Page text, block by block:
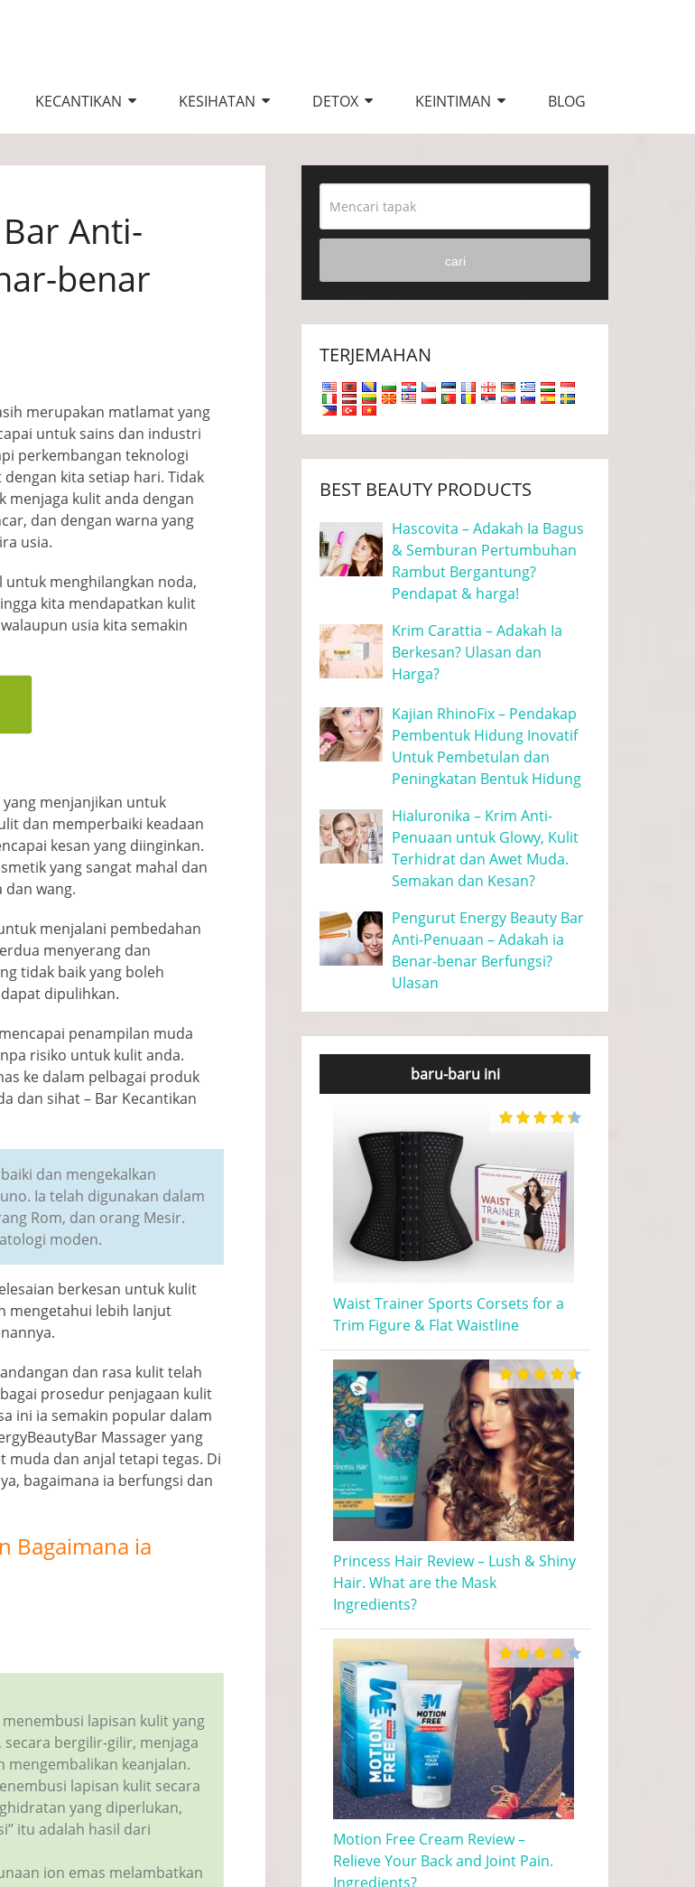
KECANTIKAN KESIHATAN DETOX KEINTIMAN BLOG
Anti-
benar
merupakan matlamat yang
untuk sains dan industri
perkembangan teknologi
dengan kita setiap hari. Tidak
menjaga kulit anda dengan
dan dengan warna yang
usia.
untuk menghilangkan noda,
kita mendapatkan kulit
usia kita semakin
menjanjikan untuk
dan memperbaiki keadaan
kesan yang diinginkan.
yang sangat mahal dan
dan wang.
menjalani pembedahan
menyerang dan
tidak baik yang boleh
dipulihkan.
penampilan muda
risiko untuk kulit anda.
ke dalam pelbagai produk
dan sihat– Bar Kecantikan
dan mengekalkan
Ia telah digunakan dalam
Rom, dan orang Mesir.
moden.
berkesan untuk kulit
mengetahui lebih lanjut
dan rasa kulit telah
prosedur penjagaan kulit
ini ia semakin popular dalam
Massager yang
muda dan anjal tetapi tegas. Di
bagaimana ia berfungsi dan
Bagaimana ia
lapisan kulit yang
secara bergilir-gilir, menjaga
keanjalan.
lapisan kulit secara
yang diperlukan,
itu adalah hasil dari
ion emas melambatkan
cari
TERJEMAHAN
BEST BEAUTY PRODUCTS
Hascovita – Adakah Ia Bagus
& Semburan Pertumbuhan
Rambut Bergantung?
Pendapat & harga!
Krim Carattia – Adakah Ia
Berkesan? Ulasan dan
Harga?
Kajian RhinoFix – Pendakap
Pembentuk Hidung Inovatif
Untuk Pembetulan dan
Peningkatan Bentuk Hidung
Hialuronika – Krim Anti-
Penuaan untuk Glowy, Kulit
Terhidrat dan Awet Muda.
Semakan dan Kesan?
Pengurut Energy Beauty Bar
Anti-Penuaan – Adakah ia
Benar-benar Berfungsi?
Ulasan
baru-baru ini
Waist Trainer Sports Corsets for a
Trim Figure & Flat Waistline
Princess Hair Review – Lush & Shiny
Hair. What are the Mask
Ingredients?
Motion Free Cream Review –
Relieve Your Back and Joint Pain.
Ingredients?